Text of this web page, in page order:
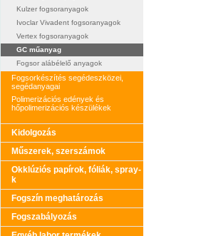
Kulzer fogsoranyagok
Ivoclar Vivadent fogsoranyagok
Vertex fogsoranyagok
GC műanyag
Fogsor alábélelő anyagok
Fogsorkészítés segédeszközei,
segédanyagai
Polimerizációs edények és
hőpolimerizációs készülékek
Kidolgozás
Műszerek, szerszámok
Okklúziós papírok, fóliák, spray-
k
Fogszín meghatározás
Fogszabályozás